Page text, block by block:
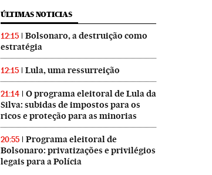
ÚLTIMAS NOTICIAS
12:15
Bolsonaro, a destruição como
estratégia
12:15 Lula, uma ressurreição
21:14
O programa eleitoral de Lula da
Silva: subidas de impostos para os
ricos e proteção para as minorias
20:55
Programa eleitoral de
Bolsonaro: privatizações e privilégios
legais para a Polícia